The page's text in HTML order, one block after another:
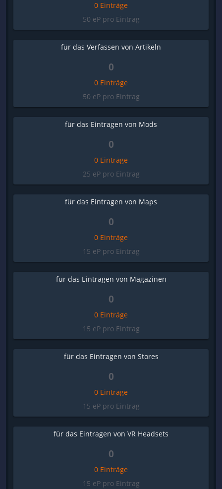
0 Einträge
50 eP pro Eintrag
für das Verfassen von Artikeln
0
0 Einträge
50 eP pro Eintrag
für das Eintragen von Mods
0
0 Einträge
25 eP pro Eintrag
für das Eintragen von Maps
0
0 Einträge
15 eP pro Eintrag
für das Eintragen von Magazinen
0
0 Einträge
15 eP pro Eintrag
für das Eintragen von Stores
0
0 Einträge
15 eP pro Eintrag
für das Eintragen von VR Headsets
0
0 Einträge
15 eP pro Eintrag